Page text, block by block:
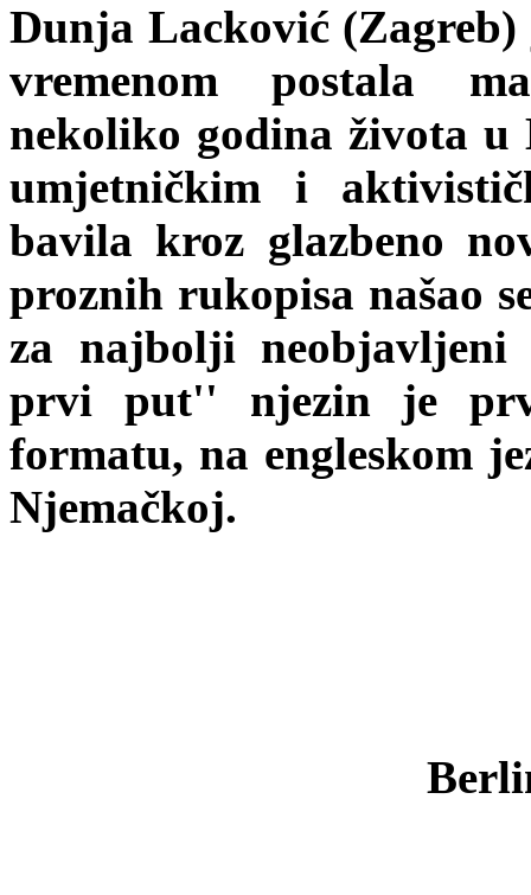
Dunja Lacković (Zagreb)
vremenom postala
nekoliko godina života u
umjetničkim i
bavila kroz glazbeno
proznih rukopisa našao
za najbolji neobjavljeni
prvi put'' njezin je
formatu, na engleskom
Njemačkoj.